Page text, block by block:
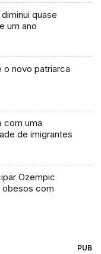
quase
um ano
o novo patriarca
com uma
de imigrantes
Ozempic
obesos com
PUB